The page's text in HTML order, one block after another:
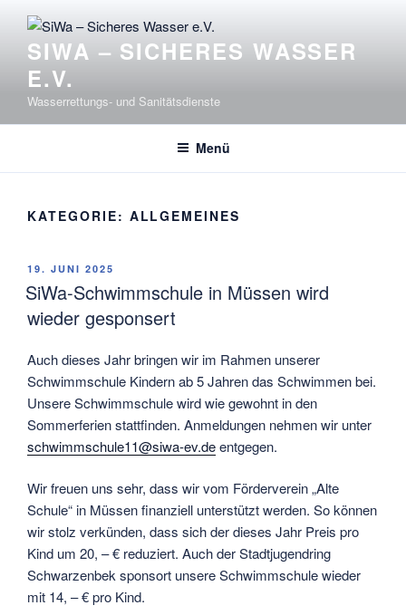
Inhalt
springenSIWA – SICHERES WASSER
E.V.
Wasserrettungs- und Sanitätsdienste
Menü
KATEGORIE: ALLGEMEINES
VERÖFFENTLICHT
AM
19. JUNI 2025
SiWa-Schwimmschule in Müssen wird
wieder gesponsert
Auch dieses Jahr bringen wir im Rahmen unserer
Schwimmschule Kindern ab 5 Jahren das Schwimmen bei.
Unsere Schwimmschule wird wie gewohnt in den
Sommerferien stattfinden. Anmeldungen nehmen wir unter
schwimmschule11@siwa-ev.deentgegen.
Wir freuen uns sehr, dass wir vom Förderverein „Alte
Schule“ in Müssen finanziell unterstützt werden. So können
wir stolz verkünden, dass sich der dieses Jahr Preis pro
Kind um 20, – € reduziert. Auch der Stadtjugendring
Schwarzenbek sponsort unsere Schwimmschule wieder
mit 14, – € pro Kind.